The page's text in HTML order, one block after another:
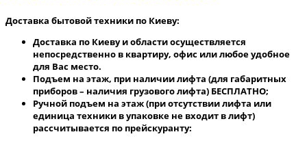
Доставка бытовой техники по Киеву:
Доставка по Киеву и области осуществляется
непосредственно в квартиру, офис или любое удобное
для Вас место.
Подъем на этаж, при наличии лифта (для габаритных
приборов – наличия грузового лифта) БЕСПЛАТНО;
Ручной подъем на этаж (при отсутствии лифта или
единица техники в упаковке не входит в лифт)
рассчитывается по прейскуранту: